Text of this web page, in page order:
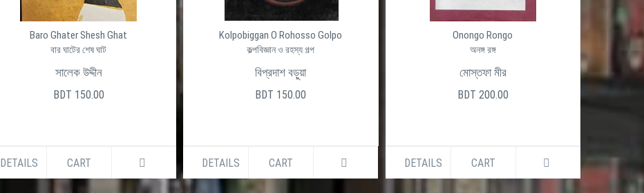
Baro Ghater Shesh Ghat
বার ঘাটের শেষ ঘাট
সালেক উদ্দীন
BDT 150.00
DETAILS CART
Kolpobiggan O Rohosso Golpo
কল্পবিজ্ঞান ও রহস্য গল্প
বিপ্রদাশ বড়ুয়া
BDT 150.00
DETAILS CART
Onongo Rongo
অনঙ্গ রঙ্গ
মোস্তফা মীর
BDT 200.00
DETAILS CART